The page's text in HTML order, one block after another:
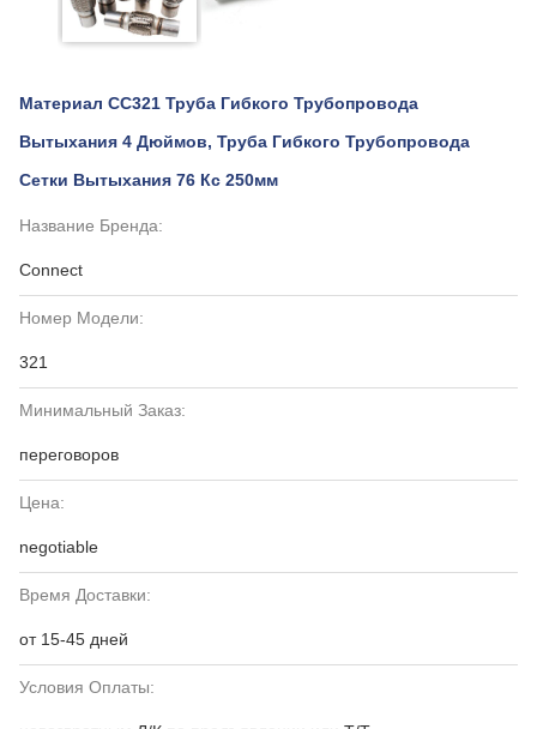
Материал СС321 Труба Гибкого Трубопровода
Вытыхания 4 Дюймов, Труба Гибкого Трубопровода
Сетки Вытыхания 76 Кс 250мм
Название Бренда:
Connect
Номер Модели:
321
Минимальный Заказ:
переговоров
Цена:
negotiable
Время Доставки:
от 15-45 дней
Условия Оплаты: